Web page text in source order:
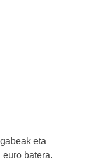
eta
batera.